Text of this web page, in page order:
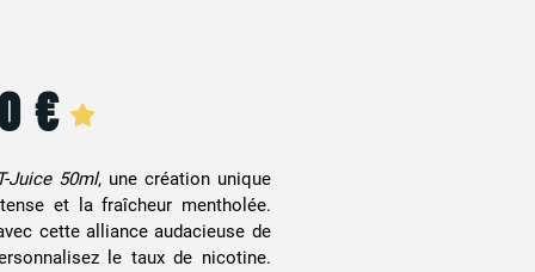
€
Juice 50ml, une création unique
et la fraîcheur mentholée.
cette alliance audacieuse de
le taux de nicotine.